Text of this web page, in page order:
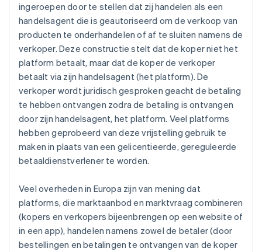
ingeroepen door te stellen dat zij handelen als een
handelsagent die is geautoriseerd om de verkoop van
producten te onderhandelen of af te sluiten namens de
verkoper. Deze constructie stelt dat de koper niet het
platform betaalt, maar dat de koper de verkoper
betaalt via zijn handelsagent (het platform). De
verkoper wordt juridisch gesproken geacht de betaling
te hebben ontvangen zodra de betaling is ontvangen
door zijn handelsagent, het platform. Veel platforms
hebben geprobeerd van deze vrijstelling gebruik te
maken in plaats van een gelicentieerde, gereguleerde
betaaldienstverlener te worden.
Veel overheden in Europa zijn van mening dat
platforms, die marktaanbod en marktvraag combineren
(kopers en verkopers bijeenbrengen op een website of
in een app), handelen namens zowel de betaler (door
bestellingen en betalingen te ontvangen van de koper